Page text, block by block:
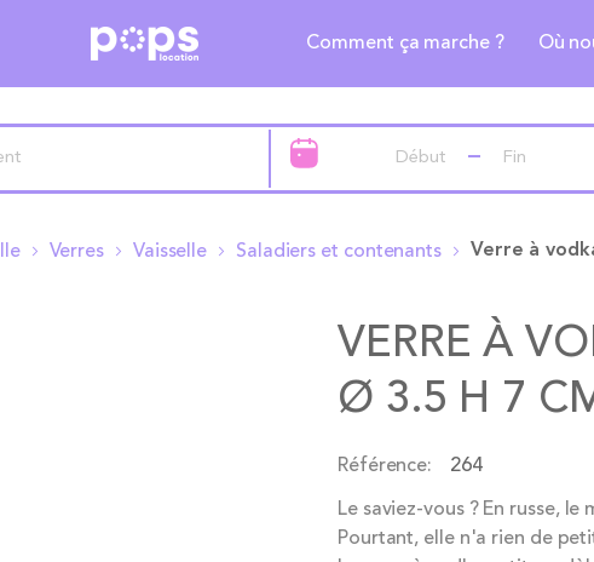
Comment ça marche ? Où
Verres Vaisselle Saladiers et contenants
VERRE À
Ø 3.5 H 7
Référence
264
Le saviez-vous ? En russe,
Pourtant, elle n'a rien de